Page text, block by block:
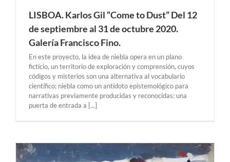
LISBOA. Karlos Gil “Come to Dust” Del 12
de septiembre al 31 de octubre 2020.
Galería Francisco Fino.
En este proyecto, la idea de niebla opera en un plano
ficticio, un territorio de exploración y comprensión, cuyos
códigos y misterios son una alternativa al vocabulario
científico; niebla como un antídoto epistemológico para
narrativas previamente producidas y reconocidas: una
puerta de entrada a [...]